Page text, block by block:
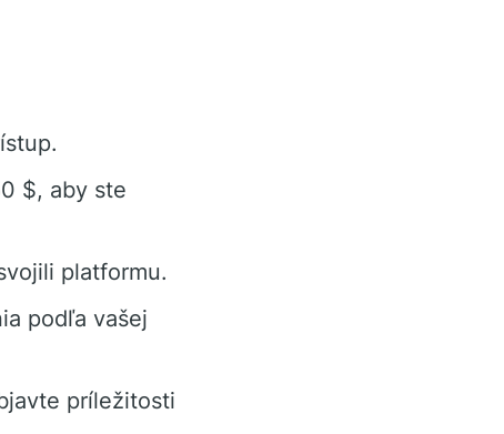
$, aby ste
platformu.
podľa vašej
príležitosti